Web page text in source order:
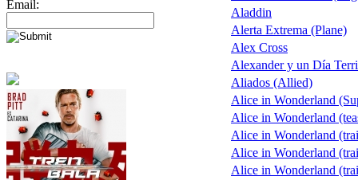
Email:
Aladdin
Alerta Extrema (Plane)
Alex Cross
Alexander y un Día
Aliados (Allied)
Alice in Wonderland
Alice in Wonderland
Alice in Wonderland
Alice in Wonderland
Alice in Wonderland